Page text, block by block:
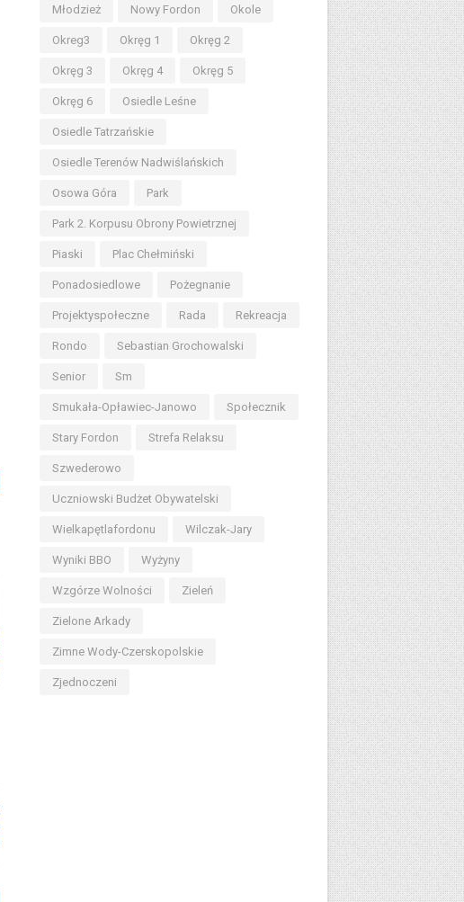
Młodzież Nowy Fordon Okole
Okreg3 Okręg 1 Okręg 2
Okręg 3 Okręg 4 Okręg 5
Okręg 6 Osiedle Leśne
Osiedle Tatrzańskie
Osiedle Terenów Nadwiślańskich
Osowa Góra Park
Park 2. Korpusu Obrony Powietrznej
Piaski Plac Chełmiński
Ponadosiedlowe Pożegnanie
Projektyspołeczne Rada Rekreacja
Rondo Sebastian Grochowalski
Senior Sm
Smukała-Opławiec-Janowo Społecznik
Stary Fordon Strefa Relaksu
Szwederowo
Uczniowski Budżet Obywatelski
Wielkapętlafordonu Wilczak-Jary
Wyniki BBO Wyżyny
Wzgórze Wolności Zieleń
Zielone Arkady
Zimne Wody-Czerskopolskie
Zjednoczeni